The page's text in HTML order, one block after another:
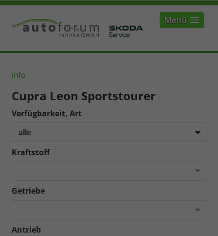
Menü
info
Cupra Leon Sportstourer
Verfügbarkeit, Art
Kraftstoff
Getriebe
Antrieb